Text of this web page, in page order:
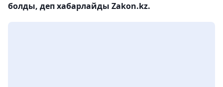
болды, деп хабарлайды Zakon.kz.